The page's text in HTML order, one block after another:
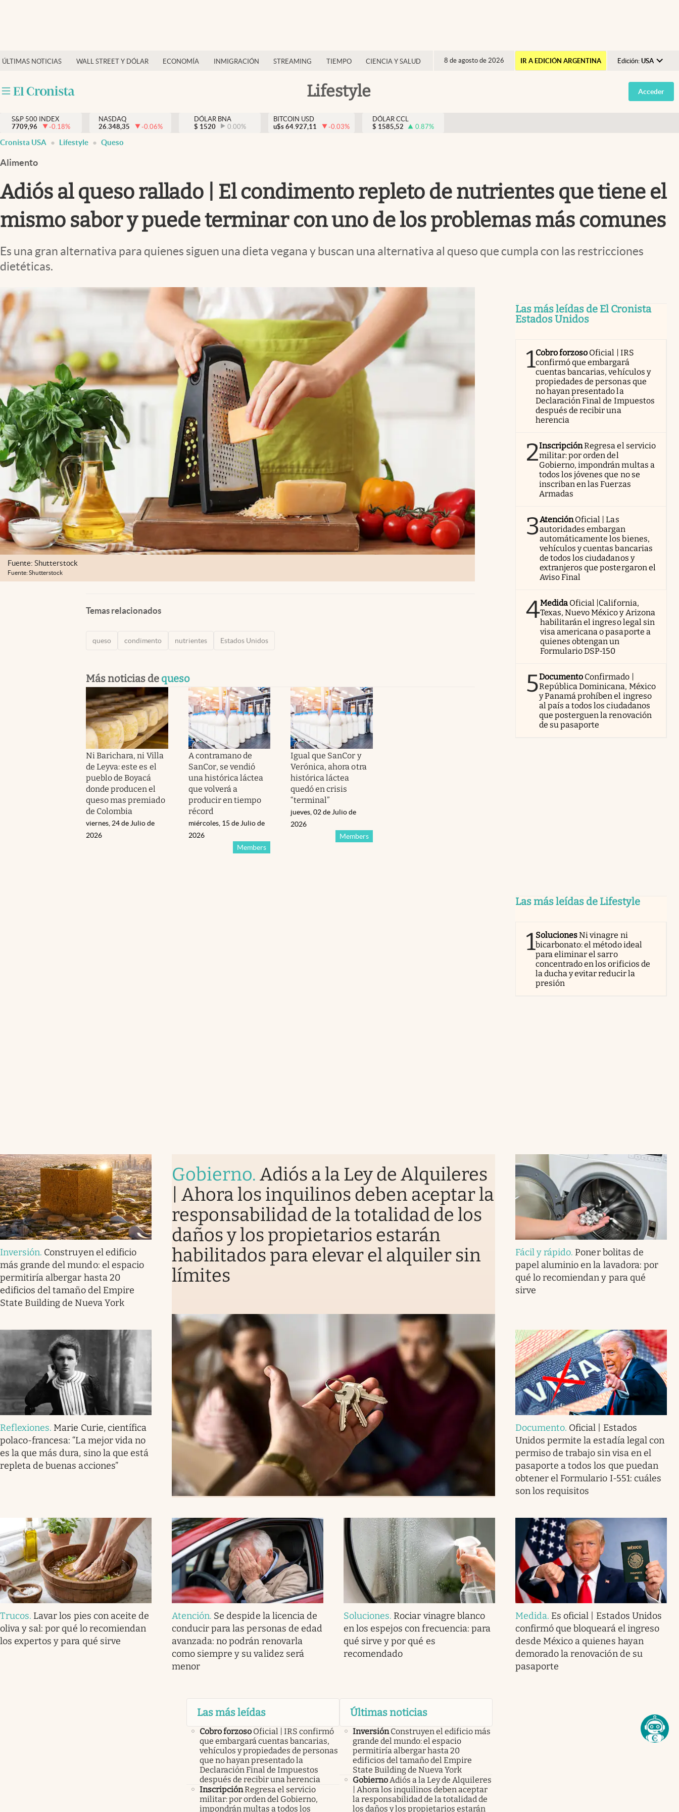
ÚLTIMAS NOTICIAS WALL STREET Y DÓLAR ECONOMÍA INMIGRACIÓN STREAMING TIEMPO CIENCIA Y SALUD 8 de agosto de 2026 IR A EDICIÓN ARGENTINA Edición: USA
Argentina
España
Lifestyle
Finanzas y economía
Inmigración
Trending
Streaming
PC y mobile
Acceder
S&P 500 INDEX
7709,96
-0.18%
NASDAQ
26.348,35
-0.06%
DÓLAR BNA
$ 1520 0.00%
BITCOIN USD
u$s 64.927,11 -0.03%
DÓLAR CCL
$ 1585,52 0.87%
Cronista USA Lifestyle Queso
Alimento
Adiós al queso rallado | El condimento repleto de nutrientes que tiene el
mismo sabor y puede terminar con uno de los problemas más comunes
Es una gran alternativa para quienes siguen una dieta vegana y buscan una alternativa al queso que cumpla con las restricciones
dietéticas.
Fuente: Shutterstock
Fuente: Shutterstock
Temas relacionados
queso condimento nutrientes Estados Unidos
Más noticias de queso
Ni Barichara, ni Villa
de Leyva: este es el
pueblo de Boyacá
donde producen el
queso mas premiado
de Colombia
viernes, 24 de Julio de
2026
A contramano de
SanCor, se vendió
una histórica láctea
que volverá a
producir en tiempo
récord
Members
miércoles, 15 de Julio de
2026
Igual que SanCor y
Verónica, ahora otra
histórica láctea
quedó en crisis
“terminal”
Members
jueves, 02 de Julio de
2026
Las más leídas de El Cronista
Estados Unidos
1Cobro forzoso Oficial | IRS
confirmó que embargará
cuentas bancarias, vehículos y
propiedades de personas que
no hayan presentado la
Declaración Final de Impuestos
después de recibir una
herencia
2InscripciónRegresa el servicio
militar: por orden del
Gobierno, impondrán multas a
todos los jóvenes que no se
inscriban en las Fuerzas
Armadas
3AtenciónOficial | Las
autoridades embargan
automáticamente los bienes,
vehículos y cuentas bancarias
de todos los ciudadanos y
extranjeros que postergaron el
Aviso Final
4Medida Oficial |California,
Texas, Nuevo México y Arizona
habilitarán el ingreso legal sin
visa americana o pasaporte a
quienes obtengan un
Formulario DSP-150
5Documento Confirmado |
República Dominicana, México
y Panamá prohíben el ingreso
al país a todos los ciudadanos
que posterguen la renovación
de su pasaporte
Las más leídas de Lifestyle
1SolucionesNi vinagre ni
bicarbonato: el método ideal
para eliminar el sarro
concentrado en los orificios de
la ducha y evitar reducir la
presión
Inversión. Construyen el edificio
más grande del mundo: el espacio
permitiría albergar hasta 20
edificios del tamaño del Empire
State Building de Nueva York
Gobierno. Adiós a la Ley de Alquileres
| Ahora los inquilinos deben aceptar la
responsabilidad de la totalidad de los
daños y los propietarios estarán
habilitados para elevar el alquiler sin
límites
Fácil y rápido. Poner bolitas de
papel aluminio en la lavadora: por
qué lo recomiendan y para qué
sirve
Reflexiones. Marie Curie, científica
polaco-francesa: “La mejor vida no
es la que más dura, sino la que está
repleta de buenas acciones”
Documento. Oficial | Estados
Unidos permite la estadía legal con
permiso de trabajo sin visa en el
pasaporte a todos los que puedan
obtener el Formulario I-551: cuáles
son los requisitos
Trucos. Lavar los pies con aceite de
oliva y sal: por qué lo recomiendan
los expertos y para qué sirve
Atención. Se despide la licencia de
conducir para las personas de edad
avanzada: no podrán renovarla
como siempre y su validez será
menor
Soluciones. Rociar vinagre blanco
en los espejos con frecuencia: para
qué sirve y por qué es
recomendado
Medida. Es oficial | Estados Unidos
confirmó que bloqueará el ingreso
desde México a quienes hayan
demorado la renovación de su
pasaporte
Las más leídas
Cobro forzoso Oficial | IRS confirmó
que embargará cuentas bancarias,
vehículos y propiedades de personas
que no hayan presentado la
Declaración Final de Impuestos
después de recibir una herencia
InscripciónRegresa el servicio
militar: por orden del Gobierno,
impondrán multas a todos los
Últimas noticias
Inversión Construyen el edificio más
grande del mundo: el espacio
permitiría albergar hasta 20
edificios del tamaño del Empire
State Building de Nueva York
Gobierno Adiós a la Ley de Alquileres
| Ahora los inquilinos deben aceptar
la responsabilidad de la totalidad de
los daños y los propietarios estarán